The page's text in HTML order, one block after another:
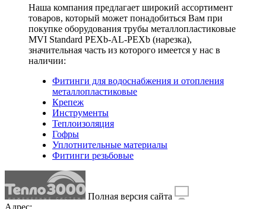
Наша компания предлагает широкий ассортимент
товаров, который может понадобиться Вам при
покупке оборудования трубы металлопластиковые
MVI Standard PEXb-AL-PEXb (нарезка),
значительная часть из которого имеется у нас в
наличии:
Фитинги для водоснабжения и отопления
металлопластиковые
Крепеж
Инструменты
Теплоизоляция
Гофры
Уплотнительные материалы
Фитинги резьбовые
Полная версия сайта
Адрес: